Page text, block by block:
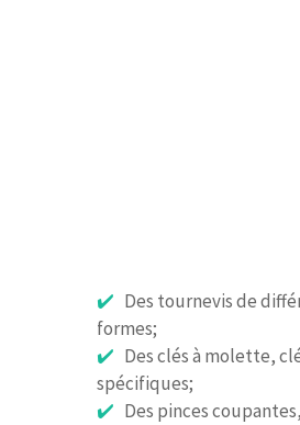
Des tournevis de
formes;
Des clés à molette,
spécifiques;
Des pinces